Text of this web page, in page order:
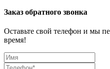
Заказ обратного звонка
Оставьте свой телефон и мы
время!